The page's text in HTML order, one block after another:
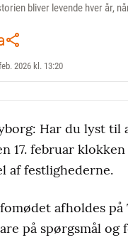
bliver levende hver år,
2026 kl. 13:20
Har du lyst til
17. februar
af festlighederne.
afholdes
på spørgsmål